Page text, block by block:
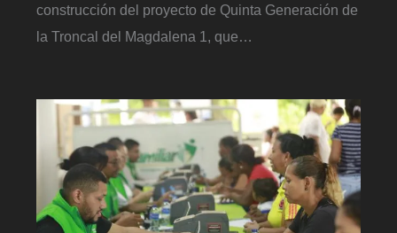
construcción del proyecto de Quinta Generación de
la Troncal del Magdalena 1, que…